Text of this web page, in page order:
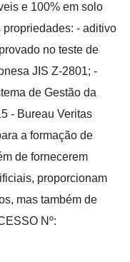
e 100% em solo
- aditivo
no teste de
JIS Z-2801; -
de Gestão da
- Bureau Veritas
a formação de
de fornecerem
proporcionam
mas também de
Nº: